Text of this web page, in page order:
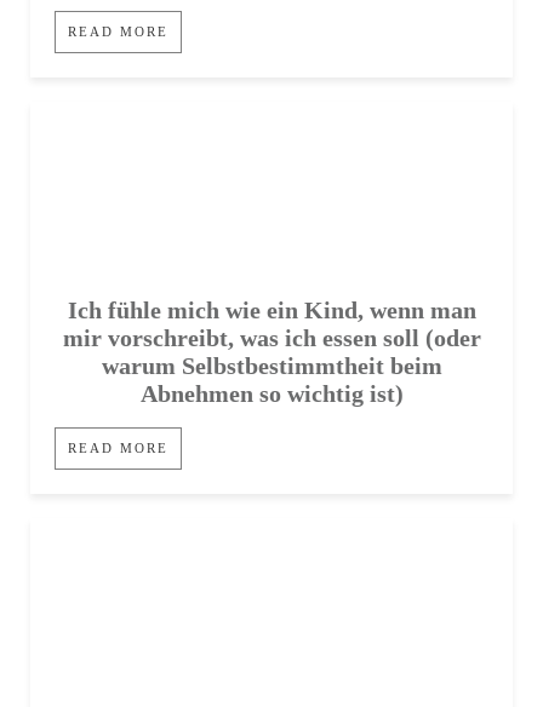
READ MORE
Ich fühle mich wie ein Kind, wenn man
mir vorschreibt, was ich essen soll (oder
warum Selbstbestimmtheit beim
Abnehmen so wichtig ist)
READ MORE